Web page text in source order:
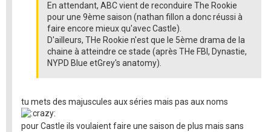
En attendant, ABC vient de reconduire The Rookie
pour une 9ème saison (nathan fillon a donc réussi à
faire encore mieux qu'avec Castle).
D'ailleurs, THe Rookie n'est que le 5ème drama de la
chaine à atteindre ce stade (après THe FBI, Dynastie,
NYPD Blue etGrey's anatomy).
tu mets des majuscules aux séries mais pas aux noms
pour Castle ils voulaient faire une saison de plus mais sans